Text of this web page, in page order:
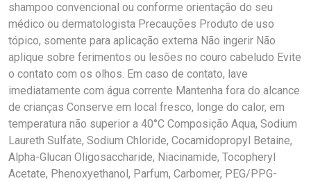
shampoo convencional ou conforme orientação do seu
médico ou dermatologista Precauções Produto de uso
tópico, somente para aplicação externa Não ingerir Não
aplique sobre ferimentos ou lesões no couro cabeludo Evite
o contato com os olhos. Em caso de contato, lave
imediatamente com água corrente Mantenha fora do alcance
de crianças Conserve em local fresco, longe do calor, em
temperatura não superior a 40°C Composição Aqua, Sodium
Laureth Sulfate, Sodium Chloride, Cocamidopropyl Betaine,
Alpha-Glucan Oligosaccharide, Niacinamide, Tocopheryl
Acetate, Phenoxyethanol, Parfum, Carbomer, PEG/PPG-